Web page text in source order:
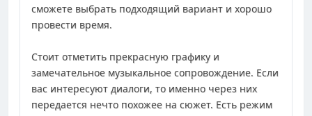
сможете выбрать подходящий вариант и хорошо
провести время.
Стоит отметить прекрасную графику и
замечательное музыкальное сопровождение. Если
вас интересуют диалоги, то именно через них
передается нечто похожее на сюжет. Есть режим